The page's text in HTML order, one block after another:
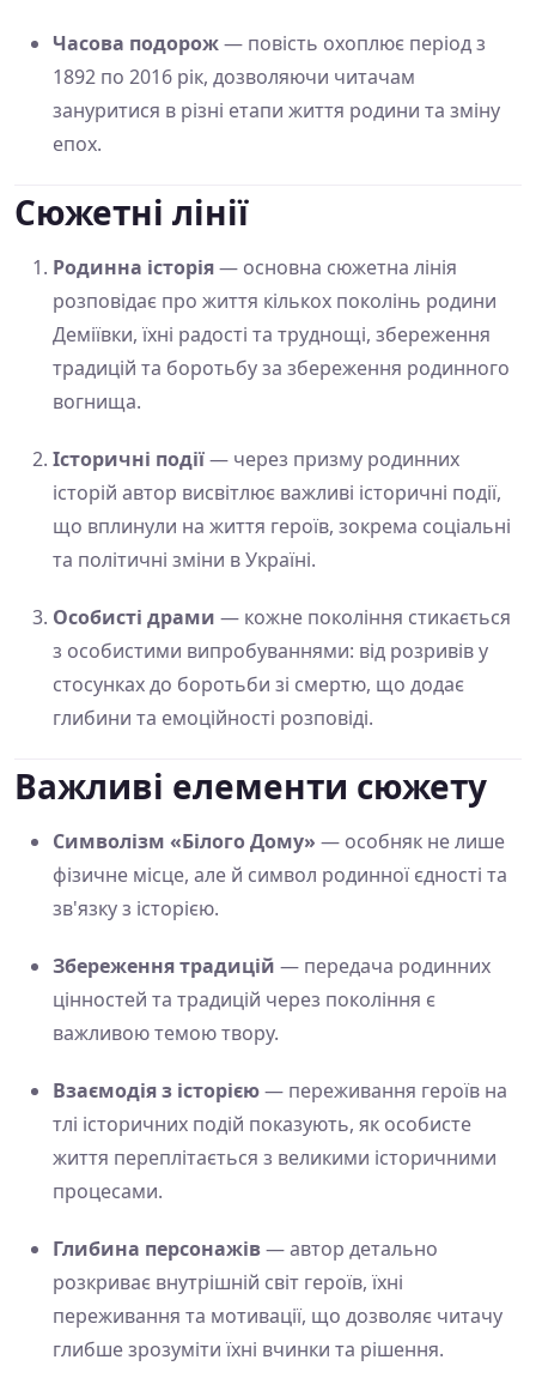
Часова подорож— повість охоплює період з
1892 по 2016 рік, дозволяючи читачам
зануритися в різні етапи життя родини та зміну
епох.
Сюжетні лінії
Родинна історія— основна сюжетна лінія
розповідає про життя кількох поколінь родини
Деміївки, їхні радості та труднощі, збереження
традицій та боротьбу за збереження родинного
вогнища.
Історичні події— через призму родинних
історій автор висвітлює важливі історичні події,
що вплинули на життя героїв, зокрема соціальні
та політичні зміни в Україні.
Особисті драми — кожне покоління стикається
з особистими випробуваннями: від розривів у
стосунках до боротьби зі смертю, що додає
глибини та емоційності розповіді.
Важливі елементи сюжету
Символізм «Білого Дому» — особняк не лише
фізичне місце, але й символ родинної єдності та
зв'язку з історією.
Збереження традицій — передача родинних
цінностей та традицій через покоління є
важливою темою твору.
Взаємодія з історією— переживання героїв на
тлі історичних подій показують, як особисте
життя переплітається з великими історичними
процесами.
Глибина персонажів— автор детально
розкриває внутрішній світ героїв, їхні
переживання та мотивації, що дозволяє читачу
глибше зрозуміти їхні вчинки та рішення.